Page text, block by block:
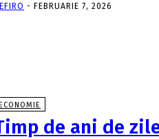
- FEBRUARIE 7, 2026
de ani de